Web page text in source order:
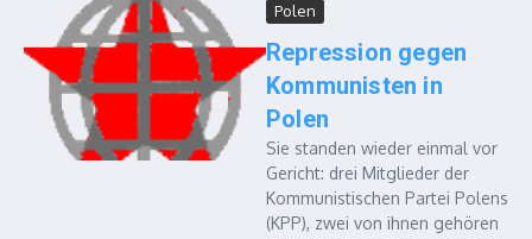
Polen
Repression gegen
Kommunisten in
Polen
Sie standen wieder einmal vor
Gericht: drei Mitglieder der
Kommunistischen Partei Polens
(KPP), zwei von ihnen gehören